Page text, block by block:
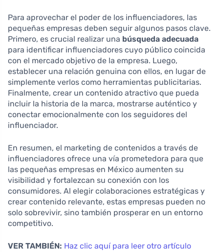
Para aprovechar el poder de los influenciadores, las
pequeñas empresas deben seguir algunos pasos clave.
Primero, es crucial realizar una búsqueda adecuada
para identificar influenciadores cuyo público coincida
con el mercado objetivo de la empresa. Luego,
establecer una relación genuina con ellos, en lugar de
simplemente verlos como herramientas publicitarias.
Finalmente, crear un contenido atractivo que pueda
incluir la historia de la marca, mostrarse auténtico y
conectar emocionalmente con los seguidores del
influenciador.
En resumen, el marketing de contenidos a través de
influenciadores ofrece una vía prometedora para que
las pequeñas empresas en México aumenten su
visibilidad y fortalezcan su conexión con los
consumidores. Al elegir colaboraciones estratégicas y
crear contenido relevante, estas empresas pueden no
solo sobrevivir, sino también prosperar en un entorno
competitivo.
VER TAMBIÉN: Haz clic aquí para leer otro artículo